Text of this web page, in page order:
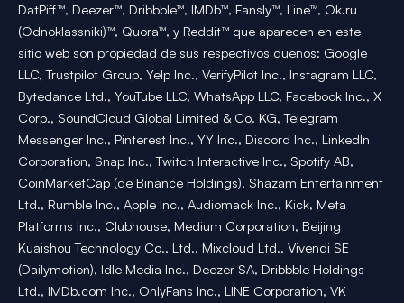
DatPiff™, Deezer™, Dribbble™, IMDb™, Fansly™, Line™, Ok.ru
(Odnoklassniki)™, Quora™, y Reddit™ que aparecen en este
sitio web son propiedad de sus respectivos dueños: Google
LLC, Trustpilot Group, Yelp Inc., VerifyPilot Inc., Instagram LLC,
Bytedance Ltd., YouTube LLC, WhatsApp LLC, Facebook Inc., X
Corp., SoundCloud Global Limited & Co. KG, Telegram
Messenger Inc., Pinterest Inc., YY Inc., Discord Inc., LinkedIn
Corporation, Snap Inc., Twitch Interactive Inc., Spotify AB,
CoinMarketCap (de Binance Holdings), Shazam Entertainment
Ltd., Rumble Inc., Apple Inc., Audiomack Inc., Kick, Meta
Platforms Inc., Clubhouse, Medium Corporation, Beijing
Kuaishou Technology Co., Ltd., Mixcloud Ltd., Vivendi SE
(Dailymotion), Idle Media Inc., Deezer SA, Dribbble Holdings
Ltd., IMDb.com Inc., OnlyFans Inc., LINE Corporation, VK